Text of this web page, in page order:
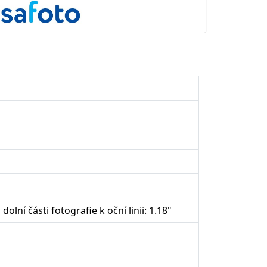
dolní části fotografie k oční linii: 1.18"